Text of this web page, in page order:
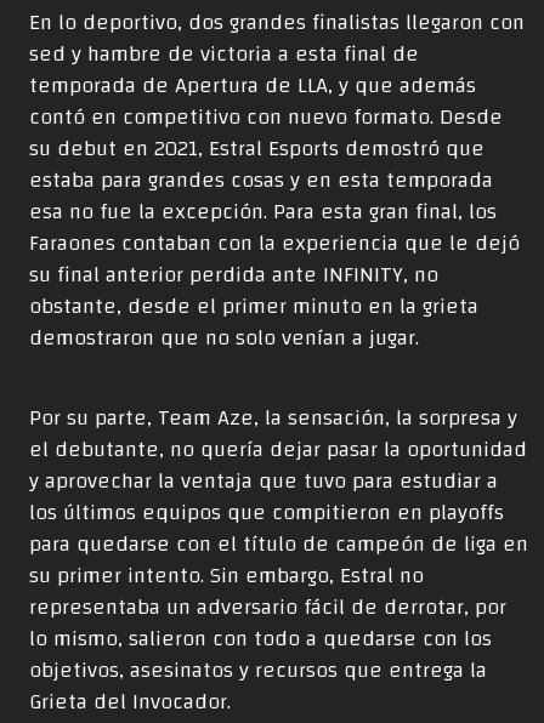
En lo deportivo, dos grandes finalistas llegaron con
sed y hambre de victoria a esta final de
temporada de Apertura de LLA, y que además
contó en competitivo con nuevo formato. Desde
su debut en 2021, Estral Esports demostró que
estaba para grandes cosas y en esta temporada
esa no fue la excepción. Para esta gran final, los
Faraones contaban con la experiencia que le dejó
su final anterior perdida ante INFINITY, no
obstante, desde el primer minuto en la grieta
demostraron que no solo venían a jugar.
Por su parte, Team Aze, la sensación, la sorpresa y
el debutante, no quería dejar pasar la oportunidad
y aprovechar la ventaja que tuvo para estudiar a
los últimos equipos que compitieron en playoffs
para quedarse con el título de campeón de liga en
su primer intento. Sin embargo, Estral no
representaba un adversario fácil de derrotar, por
lo mismo, salieron con todo a quedarse con los
objetivos, asesinatos y recursos que entrega la
Grieta del Invocador.